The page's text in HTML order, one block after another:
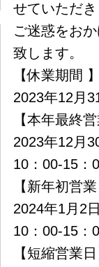
せていただ
ご迷惑をお
致します。
【休業期間
2023年12月
【本年最終
2023年12月
10：00-15：
【新年初営
2024年1月2
10：00-15：
【短縮営業